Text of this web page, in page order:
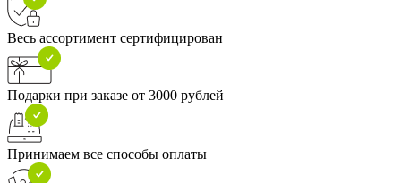
Весь ассортимент сертифицирован
Подарки при заказе от 3000 рублей
Принимаем все способы оплаты